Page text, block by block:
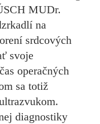
MUDr.
na
srdcových
svoje
operačných
sa totiž
diagnostiky